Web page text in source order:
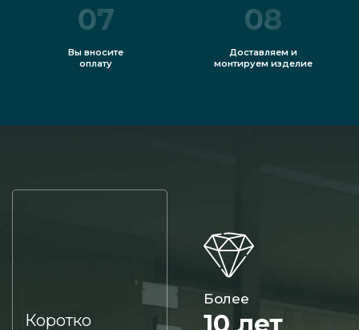
07
Вы вносите
оплату
08
Доставляем и
монтируем изделие
Коротко
Более
10 лет